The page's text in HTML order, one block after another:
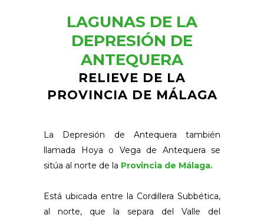
LAGUNAS DE LA
DEPRESIÓN DE
ANTEQUERA
RELIEVE DE LA
PROVINCIA DE MÁLAGA
La Depresión de Antequera también
llamada Hoya o Vega de Antequera se
sitúa al norte de la Provincia de Málaga.
Está ubicada entre la Cordillera Subbética,
al norte, que la separa del Valle del